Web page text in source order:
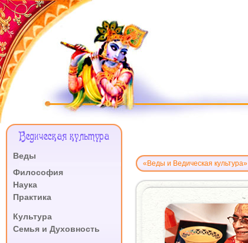
«Веды и Ведическая культура»
КНИГИ
ПРАБХУПАДЫ
УНИКАЛЬНОСТЬ
Меню
Ведическая культура
Веды
Философия
Наука
Практика
Культура
Семья и Духовность